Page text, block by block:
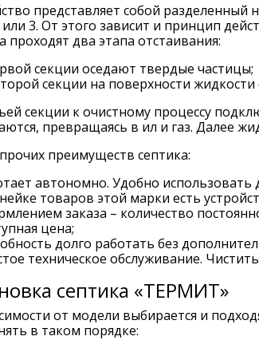
представляет собой
3. От этого зависит и принцип
проходят два этапа отстаивания:
секции оседают твердые частицы;
секции на поверхности
секции к очистному процессу
превращаясь в ил и газ. Далее
преимуществ септика:
автономно. Удобно использовать
товаров этой марки есть
заказа – количество
цена;
долго работать без
техническое обслуживание.
септика «ТЕРМИТ»
от модели выбирается и
в таком порядке: